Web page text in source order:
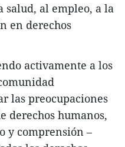
salud, al empleo, a la
en derechos
activamente a los
las preocupaciones
derechos humanos,
y comprensión –